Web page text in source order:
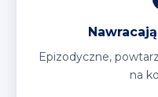
Epizodyczne,
na